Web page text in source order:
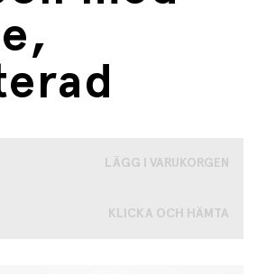
LÄGG I VARUKORGEN
KLICKA OCH HÄMTA